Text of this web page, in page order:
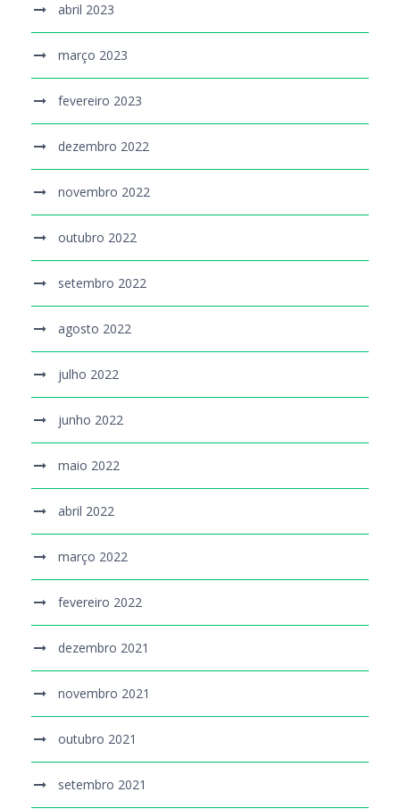
abril 2023
março 2023
fevereiro 2023
dezembro 2022
novembro 2022
outubro 2022
setembro 2022
agosto 2022
julho 2022
junho 2022
maio 2022
abril 2022
março 2022
fevereiro 2022
dezembro 2021
novembro 2021
outubro 2021
setembro 2021